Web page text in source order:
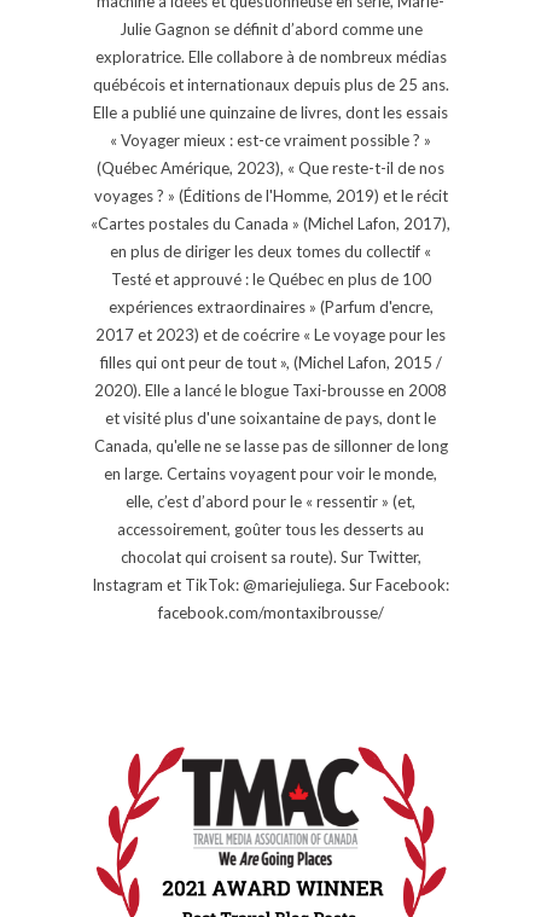
Julie Gagnon se définit d’abord comme une
exploratrice. Elle collabore à de nombreux médias
québécois et internationaux depuis plus de 25 ans.
Elle a publié une quinzaine de livres, dont les essais
« Voyager mieux : est-ce vraiment possible ? »
(Québec Amérique, 2023), « Que reste-t-il de nos
voyages ? » (Éditions de l'Homme, 2019) et le récit
«Cartes postales du Canada » (Michel Lafon, 2017),
en plus de diriger les deux tomes du collectif «
Testé et approuvé : le Québec en plus de 100
expériences extraordinaires » (Parfum d'encre,
2017 et 2023) et de coécrire « Le voyage pour les
filles qui ont peur de tout », (Michel Lafon, 2015 /
2020). Elle a lancé le blogue Taxi-brousse en 2008
et visité plus d'une soixantaine de pays, dont le
Canada, qu'elle ne se lasse pas de sillonner de long
en large. Certains voyagent pour voir le monde,
elle, c’est d’abord pour le « ressentir » (et,
accessoirement, goûter tous les desserts au
chocolat qui croisent sa route). Sur Twitter,
Instagram et TikTok: @mariejuliega. Sur Facebook:
facebook.com/montaxibrousse/